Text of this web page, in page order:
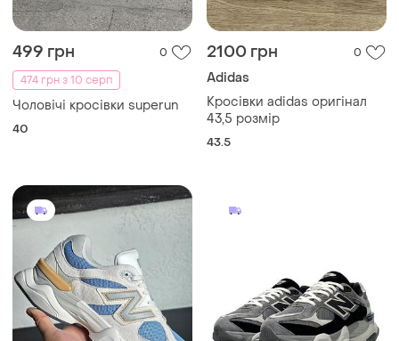
499 грн
0
474 грн з 10 серп
Чоловічі кросівки superun
40
2100 грн 0
Adidas
Кросівки adidas оригінал
43,5 розмір
43.5